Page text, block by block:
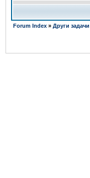
Forum Index » Други задачи